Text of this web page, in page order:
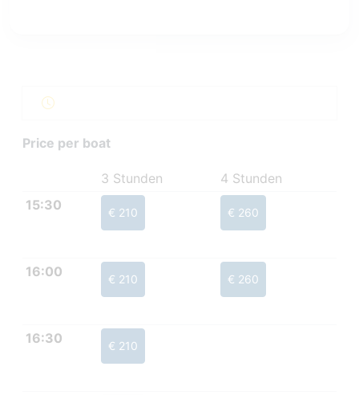
Price per boat
3 Stunden
4 Stunden
15:30
€ 210 € 260
16:00 € 210 € 260
16:30 € 210